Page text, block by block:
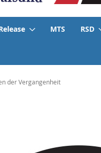
MTS RSD
der Vergangenheit